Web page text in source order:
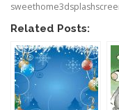
Related Posts: